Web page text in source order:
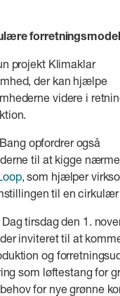
projekt Klimaklar
der kan hjælpe
videre i
opfordrer også
til at kigge
, som hjælper
til en
tirsdag den 1.
inviteret til at
og
som løftestang for
for nye grønne